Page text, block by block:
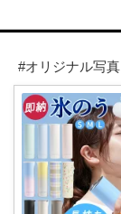
#オリジナル写真